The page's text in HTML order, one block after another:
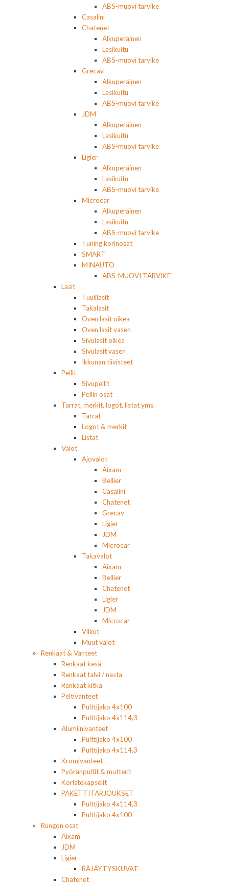
ABS-muovi tarvike
Casalini
Chatenet
Alkuperäinen
Lasikuitu
ABS-muovi tarvike
Grecav
Alkuperäinen
Lasikuitu
ABS-muovi tarvike
JDM
Alkuperäinen
Lasikuitu
ABS-muovi tarvike
Ligier
Alkuperäinen
Lasikuitu
ABS-muovi tarvike
Microcar
Alkuperäinen
Lasikuitu
ABS-muovi tarvike
Tuning korinosat
SMART
MINAUTO
ABS-MUOVI TARVIKE
Lasit
Tuulilasit
Takalasit
Oven lasit oikea
Oven lasit vasen
Sivulasit oikea
Sivulasit vasen
Ikkunan tiivisteet
Peilit
Sivupeilit
Peilin osat
Tarrat, merkit, logot, listat yms.
Tarrat
Logot & merkit
Listat
Valot
Ajovalot
Aixam
Bellier
Casalini
Chatenet
Grecav
Ligier
JDM
Microcar
Takavalot
Aixam
Bellier
Chatenet
Ligier
JDM
Microcar
Vilkut
Muut valot
Renkaat & Vanteet
Renkaat kesä
Renkaat talvi / nasta
Renkaat kitka
Peltivanteet
Pulttijako 4x100
Pulttijako 4x114,3
Alumiinivanteet
Pulttijako 4x100
Pulttijako 4x114,3
Kromivanteet
Pyöränpultit & mutterit
Koristekapselit
PAKETTITARJOUKSET
Pulttijako 4x114,3
Pulttijako 4x100
Rungon osat
Aixam
JDM
Ligier
RÄJÄYTYSKUVAT
Chatenet